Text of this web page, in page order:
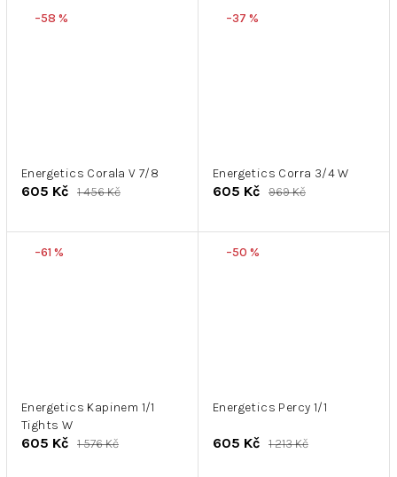
–58 %
Energetics Corala V 7/8
605 Kč 1 456 Kč
–37 %
Energetics Corra 3/4 W
605 Kč 969 Kč
–61 %
Energetics Kapinem 1/1
Tights W
605 Kč 1 576 Kč
–50 %
Energetics Percy 1/1
605 Kč 1 213 Kč